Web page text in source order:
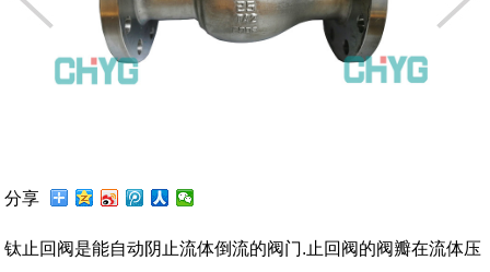
分享
钛止回阀是能自动阴止流体倒流的阀门.止回阀的阀瓣在流体压